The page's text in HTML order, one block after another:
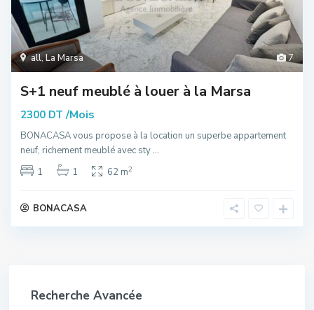
7
all,La Marsa
S+1 neuf meublé à louer à la Marsa
2300 DT /Mois
BONACASA vous propose à la location un superbe appartement
neuf, richement meublé avec sty...
1
1 62 m2
BONACASA
Recherche Avancée